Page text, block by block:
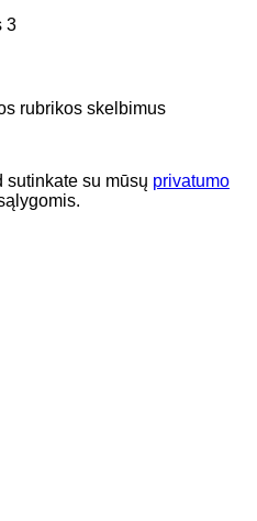
3
rubrikos skelbimus
sutinkate su mūsų privatumo